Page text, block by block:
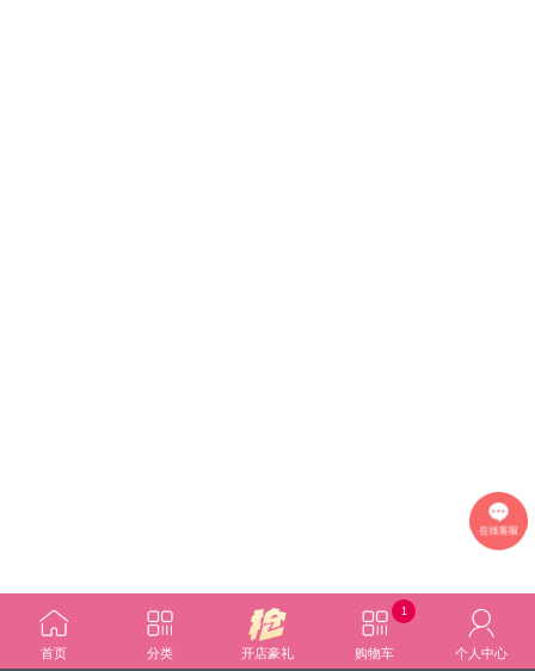
首页 分类 开店豪礼 购物车
1
个人中心